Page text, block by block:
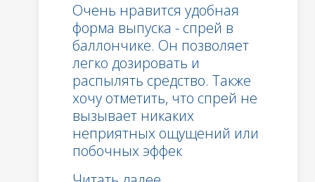
Очень нравится удобная
форма выпуска - спрей в
баллончике. Он позволяет
легко дозировать и
распылять средство. Также
хочу отметить, что спрей не
вызывает никаких
неприятных ощущений или
побочных эффек